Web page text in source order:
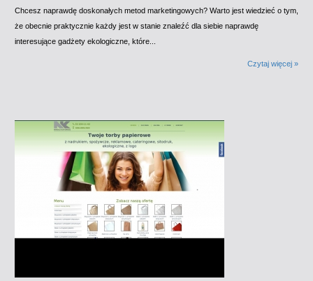
Chcesz naprawdę doskonałych metod marketingowych? Warto jest wiedzieć o tym,
że obecnie praktycznie każdy jest w stanie znaleźć dla siebie naprawdę
interesujące gadżety ekologiczne, które...
Czytaj więcej »